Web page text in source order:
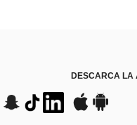
DESCARCA LA